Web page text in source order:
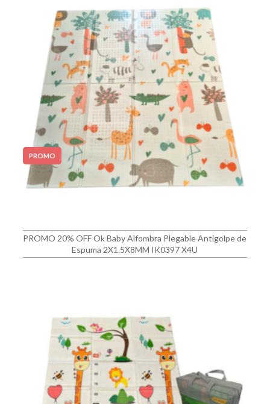
PROMO
PROMO 20% OFF Ok Baby Alfombra Plegable Antigolpe de
Espuma 2X1.5X8MM IK0397 X4U